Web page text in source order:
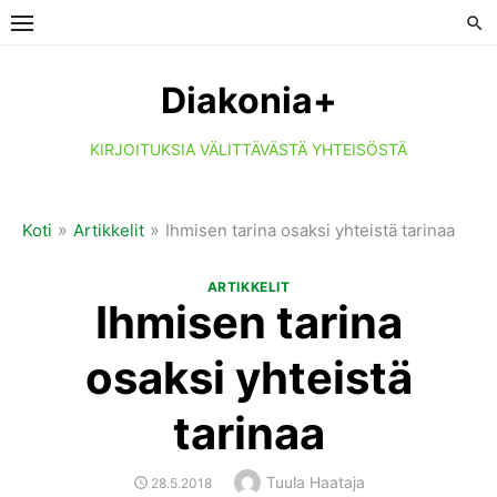
Skip
Diakonia+
KIRJOITUKSIA VÄLITTÄVÄSTÄ YHTEISÖSTÄ
Koti » Artikkelit » Ihmisen tarina osaksi yhteistä tarinaa
ARTIKKELIT
Ihmisen tarina
osaksi yhteistä
tarinaa
POSTED
28.5.2018 Author
Tuula Haataja